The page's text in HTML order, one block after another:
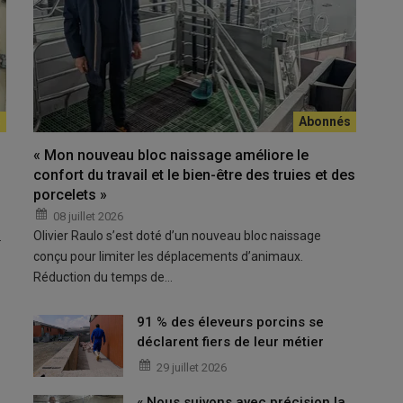
GTTT et identifie les facteurs de risque de l'élevage.
et disponible gratuitement sur le site internet de
ni enregistrements spécifiques, de passer par les
bien caractériser la nature et l’importance des pertes et
en maternité
à partir de la seule GTTT. Il réalise des tests et des
« Mon nouveau bloc naissage améliore le
confort du travail et le bien-être des truies et des
porcelets »
08 juillet 2026
Olivier Raulo s’est doté d’un nouveau bloc naissage
conçu pour limiter les déplacements d’animaux.
Réduction du temps de…
91 % des éleveurs porcins se
déclarent fiers de leur métier
29 juillet 2026